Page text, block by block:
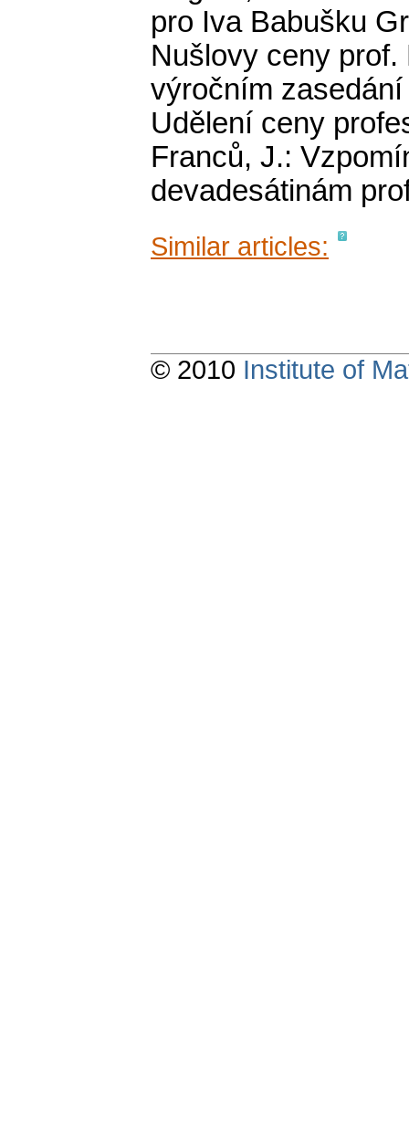
pro Iva Babušku
Nušlovy ceny
výročním
Udělení ceny
Franců, J.:
devadesátinám
Similar articles:
© 2010 Institute of